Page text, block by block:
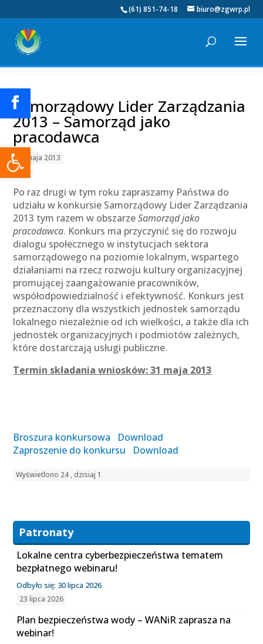
Otwórz pasek narzędzi
(61) 851-74-18 biuro@zgwrp.pl
Samorządowy Lider Zarządzania
2013 – Samorząd jako
pracodawca
24 maja 2013
Po raz drugi w tym roku zapraszamy Państwa do
udziału w konkursie Samorządowy Lider Zarządzania
2013 tym razem w obszarzeSamorząd jako
pracodawca. Konkurs ma przyczynić się do rozwoju
dialogu społecznego w instytucjach sektora
samorządowego na poziomie lokalnym, wspartego
działaniami na rzecz rozwoju kultury organizacyjnej
promującej zaangażowanie pracowników,
współodpowiedzialność i efektywność. Konkurs jest
przeznaczony dla wszystkich jednostek samorządu
lokalnego niezależnie od ich wielkości, a także dla ich
jednostek organizacyjnych i podmiotów zależnych,
które dostarczają usługi publiczne.
Termin składania wniosków: 31 maja 2013
Broszura konkursowa
Download
Zaproszenie do konkursu
Download
Wyświetlono 24 , dzisiaj 1
Patronaty
Lokalne centra cyberbezpieczeństwa tematem
bezpłatnego webinaru!
Odbyło się: 30 lipca 2026
23 lipca 2026
Plan bezpieczeństwa wody – WANiR zaprasza na
webinar!